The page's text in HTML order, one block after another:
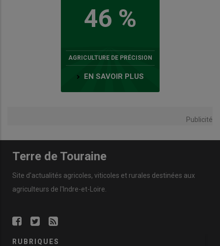
46 %
AGRICULTURE DE PRÉCISION
EN SAVOIR PLUS
Publicité
Terre de Touraine
Site d'actualités agricoles, viticoles et rurales destinées aux
agriculteurs de l'Indre-et-Loire.
RUBRIQUES